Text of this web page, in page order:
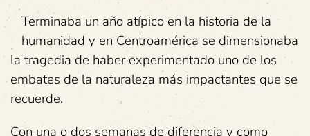
Terminaba un año atípico en la historia de la
humanidad y en Centroamérica se dimensionaba
la tragedia de haber experimentado uno de los
embates de la naturaleza más impactantes que se
recuerde.
Con una o dos semanas de diferencia y como